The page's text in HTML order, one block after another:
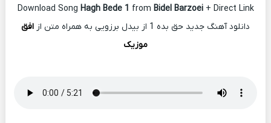
Download Song Hagh Bede 1 from Bidel Barzoei+ Direct Link
دانلود آهنگ جدید حق بده 1 از بیدل برزویی به همراه متن از
افق
موزیک